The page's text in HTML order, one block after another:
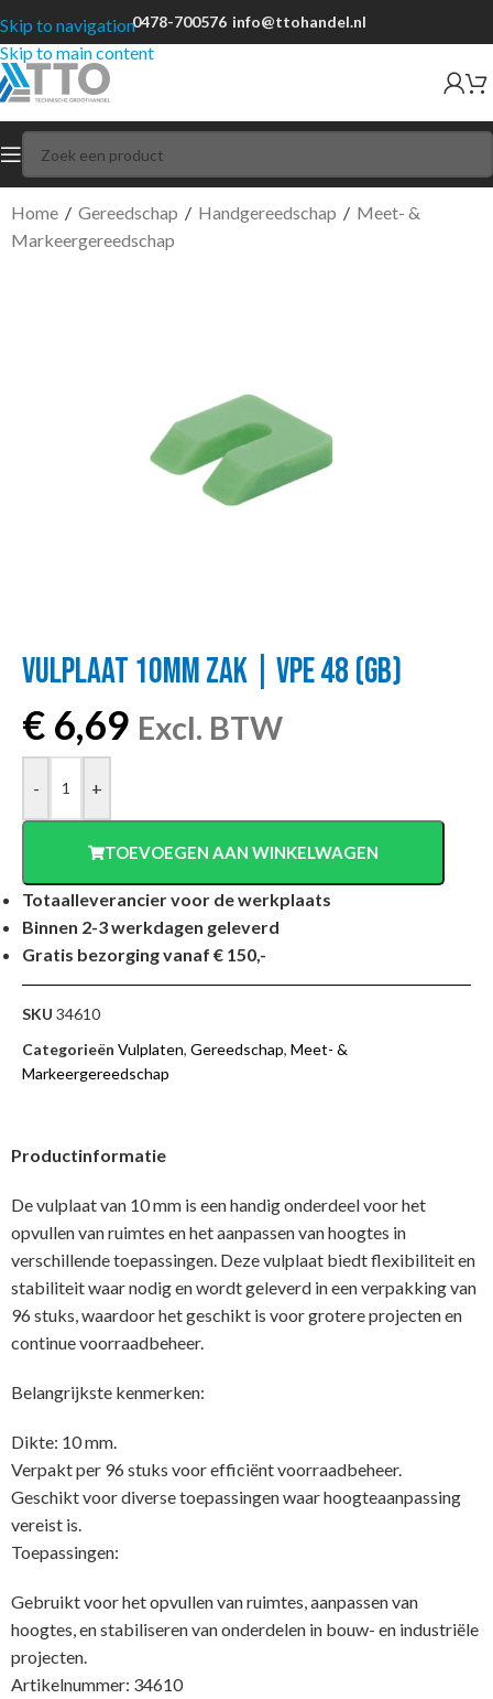
Skip to navigation
Skip to main content
0478-700576 info@ttohandel.nl
Home / Gereedschap / Handgereedschap / Meet- &
Markeergereedschap
VULPLAAT 10MM ZAK | VPE 48 (GB)
€ 6,69 Excl. BTW
- +
TOEVOEGEN AAN WINKELWAGEN
Totaalleverancier voor de werkplaats
Binnen 2-3 werkdagen geleverd
Gratis bezorging vanaf € 150,-
SKU 34610
Categorieën Vulplaten, Gereedschap, Meet- &
Markeergereedschap
Productinformatie
De vulplaat van 10 mm is een handig onderdeel voor het
opvullen van ruimtes en het aanpassen van hoogtes in
verschillende toepassingen. Deze vulplaat biedt flexibiliteit en
stabiliteit waar nodig en wordt geleverd in een verpakking van
96 stuks, waardoor het geschikt is voor grotere projecten en
continue voorraadbeheer.
Belangrijkste kenmerken:
Dikte: 10 mm.
Verpakt per 96 stuks voor efficiënt voorraadbeheer.
Geschikt voor diverse toepassingen waar hoogteaanpassing
vereist is.
Toepassingen:
Gebruikt voor het opvullen van ruimtes, aanpassen van
hoogtes, en stabiliseren van onderdelen in bouw- en industriële
projecten.
Artikelnummer: 34610